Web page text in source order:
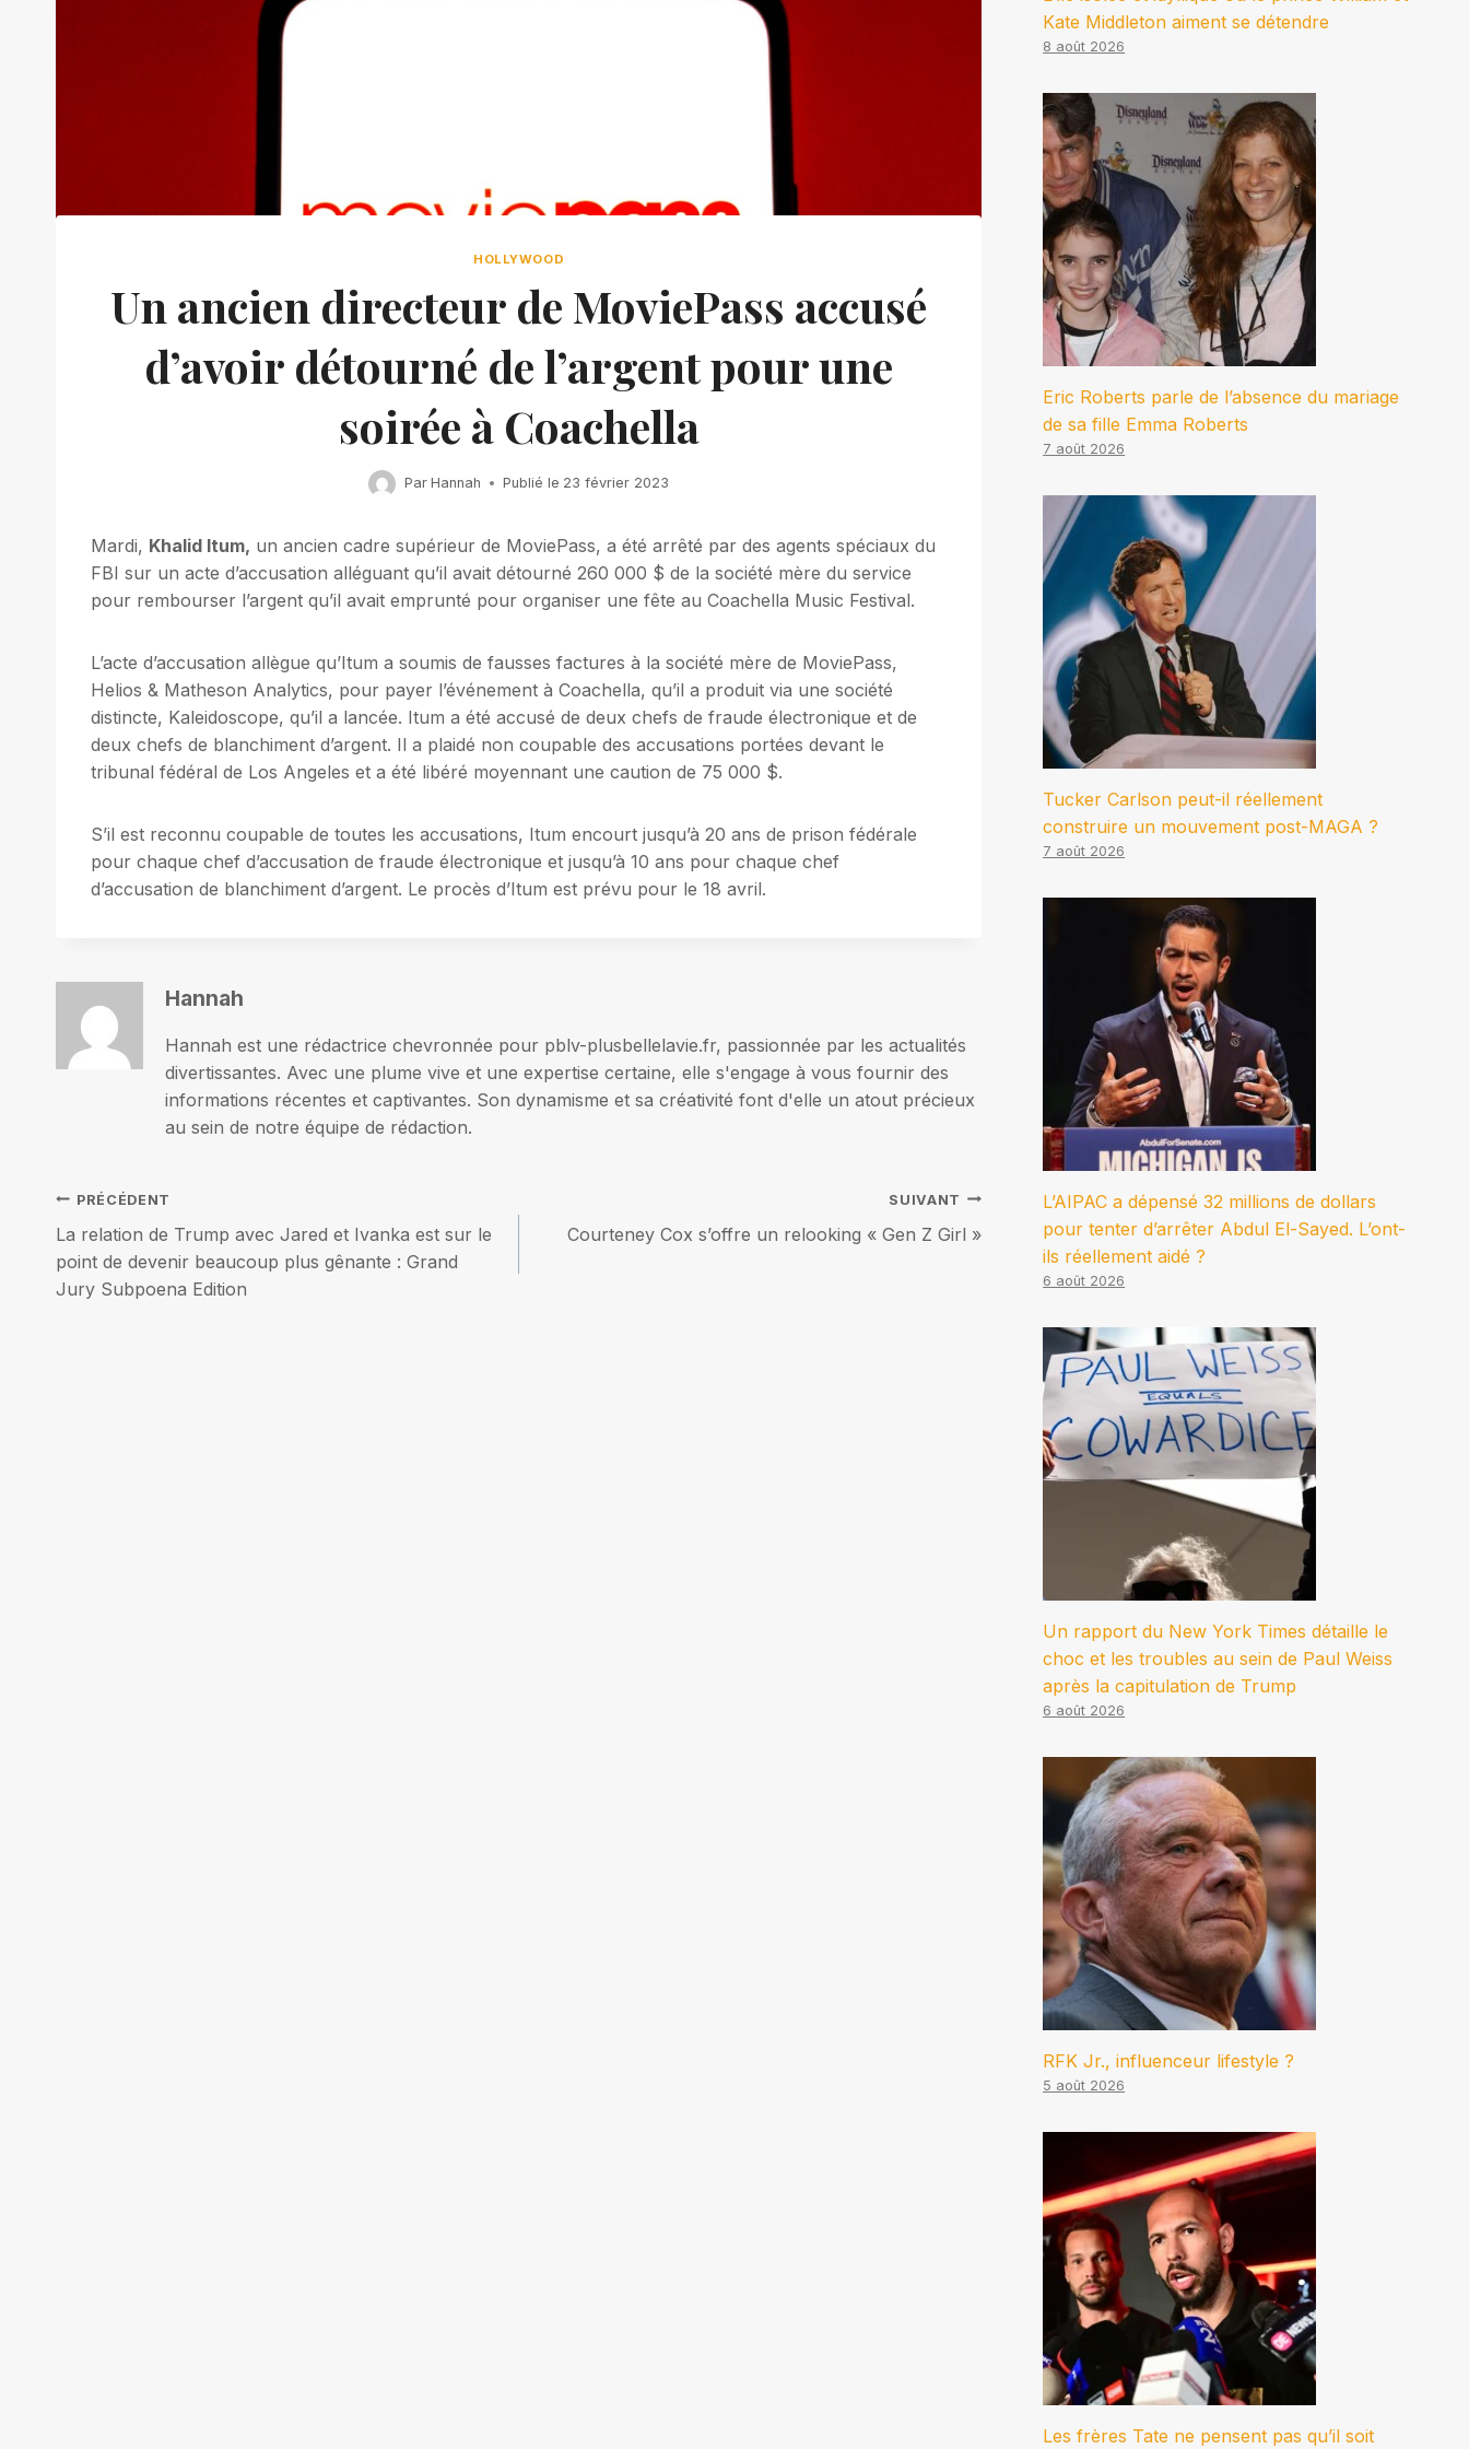
HOLLYWOOD
Un ancien directeur de MoviePass accusé
d’avoir détourné de l’argent pour une
soirée à Coachella
Par Hannah Publié le 23 février 2023
Mardi, Khalid Itum, un ancien cadre supérieur de MoviePass, a été arrêté par des agents spéciaux du
FBI sur un acte d’accusation alléguant qu’il avait détourné 260 000 $ de la société mère du service
pour rembourser l’argent qu’il avait emprunté pour organiser une fête au Coachella Music Festival.
L’acte d’accusation allègue qu’Itum a soumis de fausses factures à la société mère de MoviePass,
Helios & Matheson Analytics, pour payer l’événement à Coachella, qu’il a produit via une société
distincte, Kaleidoscope, qu’il a lancée. Itum a été accusé de deux chefs de fraude électronique et de
deux chefs de blanchiment d’argent. Il a plaidé non coupable des accusations portées devant le
tribunal fédéral de Los Angeles et a été libéré moyennant une caution de 75 000 $.
S’il est reconnu coupable de toutes les accusations, Itum encourt jusqu’à 20 ans de prison fédérale
pour chaque chef d’accusation de fraude électronique et jusqu’à 10 ans pour chaque chef
d’accusation de blanchiment d’argent. Le procès d’Itum est prévu pour le 18 avril.
Hannah
Hannah est une rédactrice chevronnée pour pblv-plusbellelavie.fr, passionnée par les actualités
divertissantes. Avec une plume vive et une expertise certaine, elle s'engage à vous fournir des
informations récentes et captivantes. Son dynamisme et sa créativité font d'elle un atout précieux
au sein de notre équipe de rédaction.
Navigation
de
l’article
PRÉCÉDENT
La relation de Trump avec Jared et Ivanka est sur le
point de devenir beaucoup plus gênante : Grand
Jury Subpoena Edition
SUIVANT
Courteney Cox s’offre un relooking « Gen Z Girl »
Kate Middleton aiment se détendre
8 août 2026
Eric Roberts parle de l’absence du mariage
de sa fille Emma Roberts
7 août 2026
Tucker Carlson peut-il réellement
construire un mouvement post-MAGA ?
7 août 2026
L’AIPAC a dépensé 32 millions de dollars
pour tenter d’arrêter Abdul El-Sayed. L’ont-
ils réellement aidé ?
6 août 2026
Un rapport du New York Times détaille le
choc et les troubles au sein de Paul Weiss
après la capitulation de Trump
6 août 2026
RFK Jr., influenceur lifestyle ?
5 août 2026
Les frères Tate ne pensent pas qu’il soit